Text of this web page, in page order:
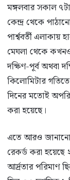
মঙ্গলবার সকাল
কেন্দ্র থেকে
পার্শ্ববর্তী
মেঘলা থেকে
দক্ষিণ-পূর্ব অথবা
কিলোমিটার
দিনের মতোই
করা হয়েছে।
এতে আরও জানানো
রেকর্ড করা হয়েছে
আর্দ্রতার পরিমাণ